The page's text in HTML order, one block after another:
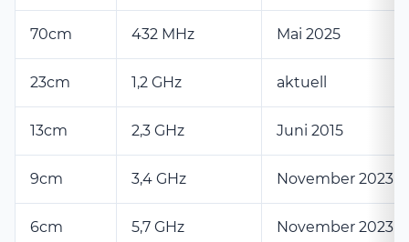
70cm 432 MHz Mai 2025
23cm 1,2 GHz aktuell
13cm 2,3 GHz Juni 2015
9cm 3,4 GHz November 2023
6cm 5,7 GHz November 2023